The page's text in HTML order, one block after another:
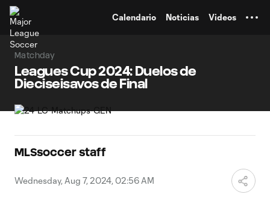
Calendario Noticias Videos
Matchday
Leagues Cup 2024: Duelos de
Dieciseisavos de Final
MLSsoccer staff
Wednesday, Aug 7, 2024, 02:56 AM